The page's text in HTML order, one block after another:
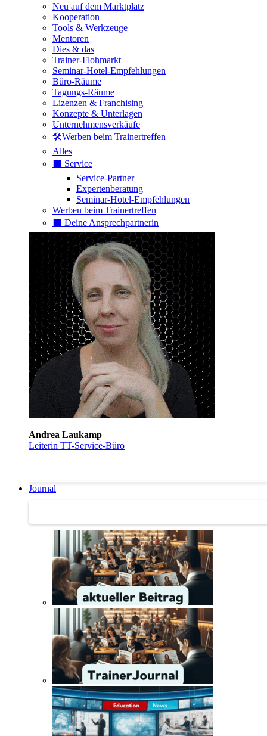
Neu auf dem Marktplatz
Kooperation
Tools & Werkzeuge
Mentoren
Dies & das
Trainer-Flohmarkt
Seminar-Hotel-Empfehlungen
Büro-Räume
Tagungs-Räume
Lizenzen & Franchising
Konzepte & Unterlagen
Unternehmensverkäufe
🛠️Werben beim Trainertreffen
Alles
⬛️ Service
Service-Partner
Expertenberatung
Seminar-Hotel-Empfehlungen
Werben beim Trainertreffen
⬛️ Deine Ansprechpartnerin
Andrea Laukamp
Leiterin TT-Service-Büro
Journal